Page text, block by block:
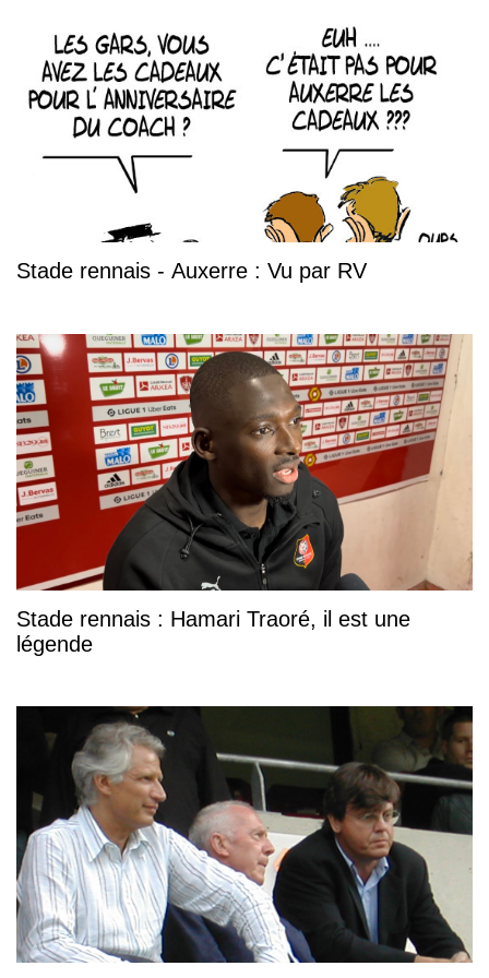
Stade rennais - Auxerre : Vu par RV
Stade rennais : Hamari Traoré, il est une
légende